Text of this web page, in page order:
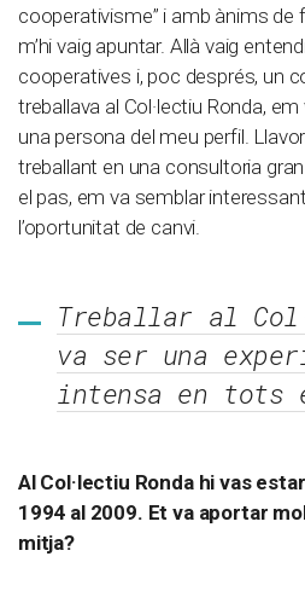
cooperativisme” i amb ànims de
m’hi vaig apuntar. Allà vaig
cooperatives i, poc després, un
treballava al Col·lectiu Ronda,
una persona del meu perfil.
treballant en una consultoria
el pas, em va semblar
l’oportunitat de canvi.
Treballar al
va ser una
intensa en tots
Al Col·lectiu Ronda hi vas
1994 al 2009. Et va aportar
mitja?